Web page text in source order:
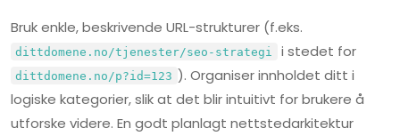
Bruk enkle, beskrivende URL-strukturer (f.eks.
dittdomene.no/tjenester/seo-strategi i stedet for
dittdomene.no/p?id=123 ). Organiser innholdet ditt i
logiske kategorier, slik at det blir intuitivt for brukere å
utforske videre. En godt planlagt nettstedarkitektur